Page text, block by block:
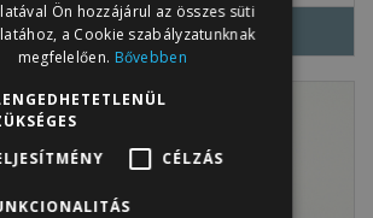
Ön hozzájárul az összes süti
a Cookie szabályzatunknak
megfelelően. Bővebben
CÉLZÁS